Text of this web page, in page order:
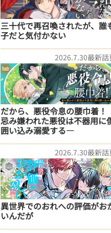
三十代で再召喚されたが、誰
子だと気付かない
2026.7.30最新話
だから、悪役令息の腰巾着
忌み嫌われた悪役は不器用に
囲い込み溺愛する―
2026.7.30最新話
異世界でのおれへの評価がお
いんだが